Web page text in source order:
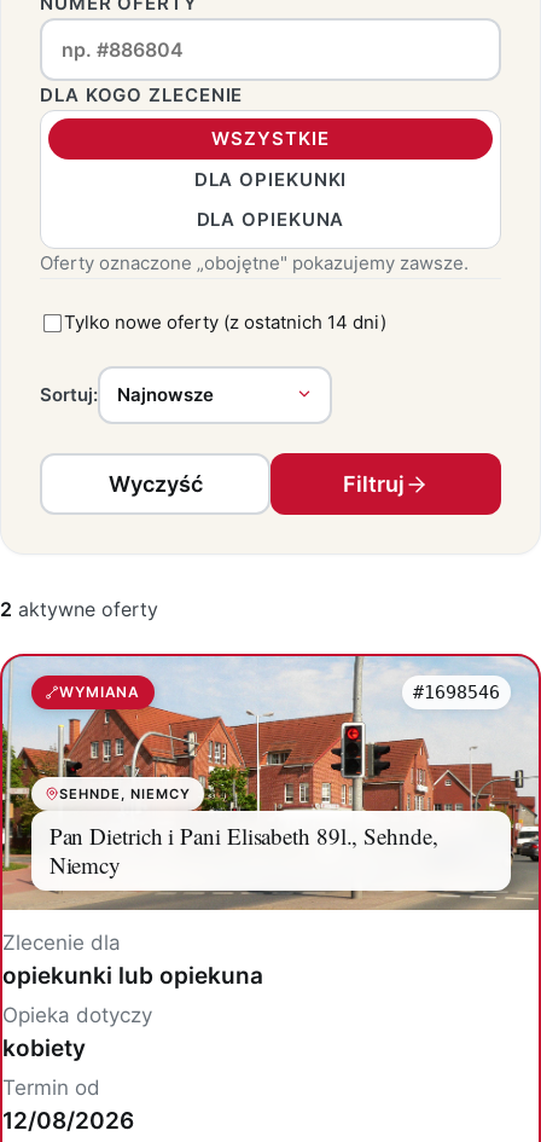
DLA KOGO ZLECENIE
WSZYSTKIE
DLA OPIEKUNKI
DLA OPIEKUNA
Oferty oznaczone „obojętne" pokazujemy zawsze.
Tylko nowe oferty (z ostatnich 14 dni)
Sortuj:
Wyczyść Filtruj
2 aktywne oferty
WYMIANA #1698546
SEHNDE, NIEMCY
Pan Dietrich i Pani Elisabeth 89l., Sehnde,
Niemcy
Zlecenie dla
opiekunki lub opiekuna
Opieka dotyczy
kobiety
Termin od
12/08/2026